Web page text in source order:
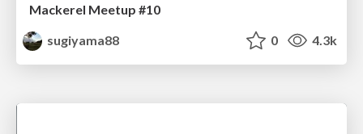
Mackerel Meetup #10
sugiyama88
0 4.3k